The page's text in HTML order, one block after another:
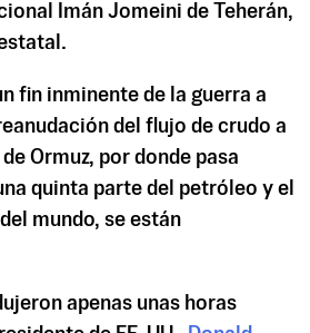
Imán Jomeini de Teherán,
fin inminente de la guerra a
del flujo de crudo a
Ormuz, por donde pasa
quinta parte del petróleo y el
mundo, se están
apenas unas horas